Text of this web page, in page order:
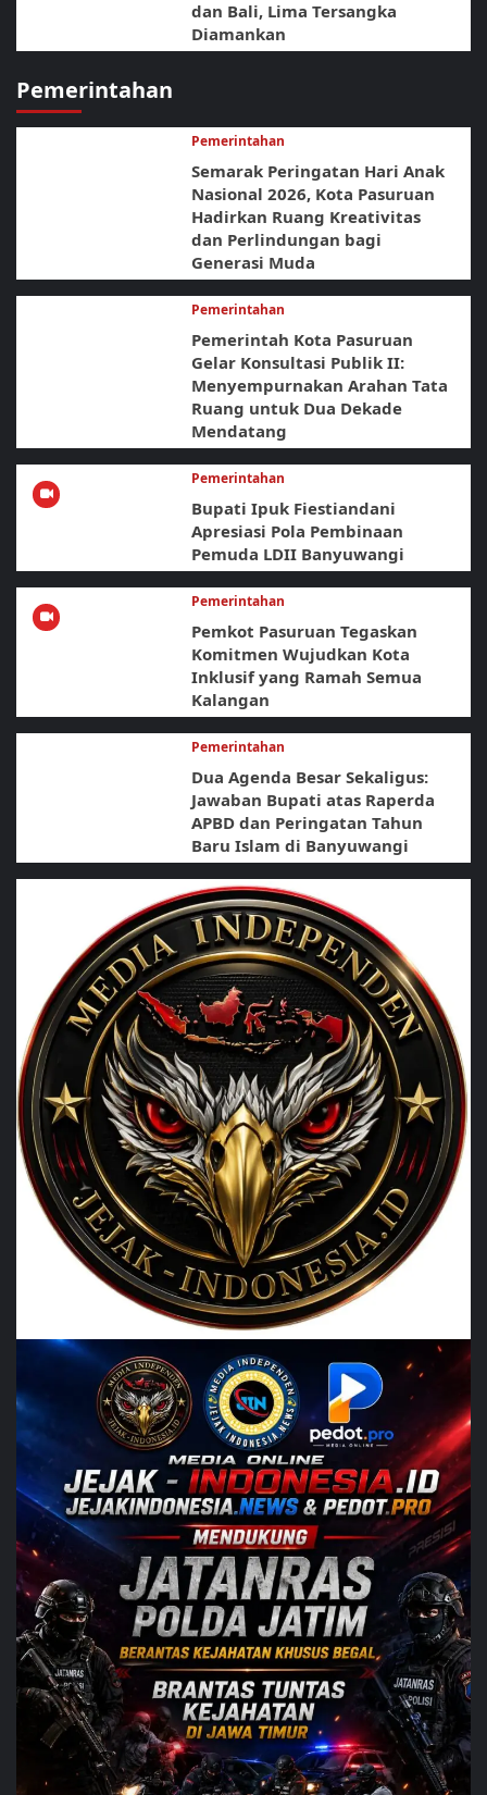
dan Bali, Lima Tersangka
Diamankan
Pemerintahan
Pemerintahan
Semarak Peringatan Hari Anak
Nasional 2026, Kota Pasuruan
Hadirkan Ruang Kreativitas
dan Perlindungan bagi
Generasi Muda
Pemerintahan
Pemerintah Kota Pasuruan
Gelar Konsultasi Publik II:
Menyempurnakan Arahan Tata
Ruang untuk Dua Dekade
Mendatang
Pemerintahan
Bupati Ipuk Fiestiandani
Apresiasi Pola Pembinaan
Pemuda LDII Banyuwangi
Pemerintahan
Pemkot Pasuruan Tegaskan
Komitmen Wujudkan Kota
Inklusif yang Ramah Semua
Kalangan
Pemerintahan
Dua Agenda Besar Sekaligus:
Jawaban Bupati atas Raperda
APBD dan Peringatan Tahun
Baru Islam di Banyuwangi